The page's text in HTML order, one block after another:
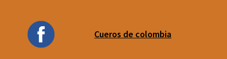
Cueros de colombia